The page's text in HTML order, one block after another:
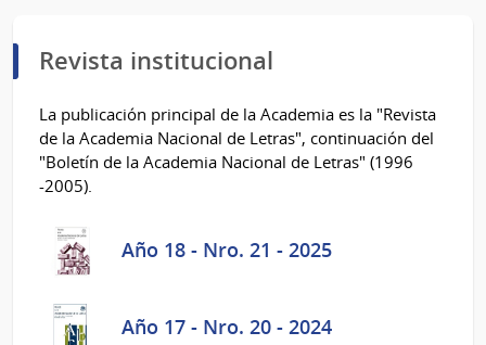
Revista institucional
La publicación principal de la Academia es la "Revista
de la Academia Nacional de Letras", continuación del
"Boletín de la Academia Nacional de Letras" (1996
-2005).
Año 18 - Nro. 21 - 2025
Año 17 - Nro. 20 - 2024